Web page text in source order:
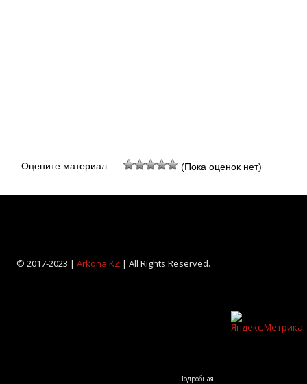
Оцените материал: (Пока оценок нет)
© 2017-2023 | Arkona KZ| All Rights Reserved.
Подробная